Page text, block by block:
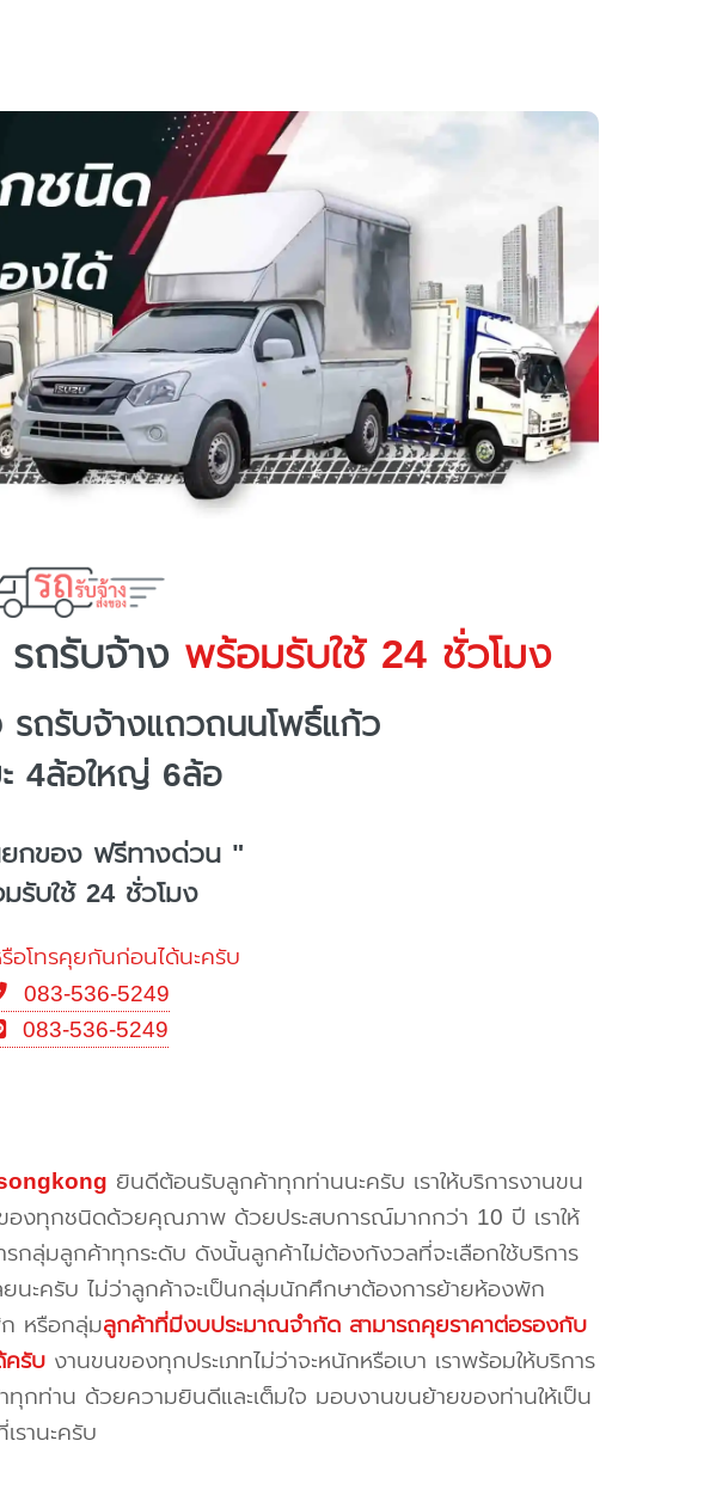
ถรับจ้าง พร้อมรับใช้ 24 ชั่วโมง
รถรับจ้างแถวถนนโพธิ์แก้ว
4ล้อใหญ่ 6ล้อ
กของ ฟรีทางด่วน "
รับใช้ 24 ชั่วโมง
อโทรคุยกันก่อนได้นะครับ
083-536-5249
083-536-5249
ยินดีต้อนรับลูกค้าทุกท่านนะครับ เราให้บริการงานขน
องทุกชนิดด้วยคุณภาพ ด้วยประสบการณ์มากกว่า 10 ปี เราให้
รกลุ่มลูกค้าทุกระดับ ดังนั้นลูกค้าไม่ต้องกังวลที่จะเลือกใช้บริการ
ลยนะครับ ไม่ว่าลูกค้าจะเป็นกลุ่มนักศึกษาต้องการย้ายห้องพัก
หรือกลุ่มลูกค้าที่มีงบประมาณจำกัด สามารถคุยราคาต่อรองกับ
ครับงานขนของทุกประเภทไม่ว่าจะหนักหรือเบา เราพร้อมให้บริการ
ทุกท่าน ด้วยความยินดีและเต็มใจ มอบงานขนย้ายของท่านให้เป็น
รานะครับ